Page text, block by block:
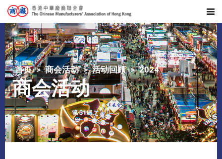
首页 商会活动 活动回顾 2024
商会活动